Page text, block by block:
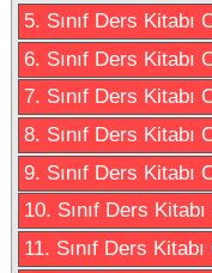
5. Sınıf Ders Kitabı
6. Sınıf Ders Kitabı
7. Sınıf Ders Kitabı
8. Sınıf Ders Kitabı
9. Sınıf Ders Kitabı
10. Sınıf Ders Kitabı
11. Sınıf Ders Kitabı